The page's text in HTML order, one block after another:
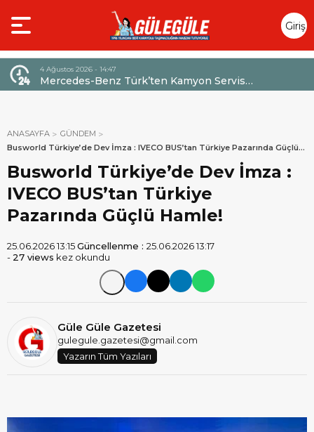
Giriş
Yap
4 Ağustos 2026 - 14:47
Mercedes-Benz Türk’ten Kamyon Servis
Sözleşmelerinde 36 Aya Varan Taksit İmkânı
ANASAYFA
GÜNDEM
Busworld Türkiye’de Dev İmza : IVECO BUS’tan Türkiye Pazarında Güçlü
Busworld Türkiye’de Dev İmza :
IVECO BUS’tan Türkiye
Pazarında Güçlü Hamle!
25.06.2026 13:15Güncellenme : 25.06.2026 13:17
- 27 views kez okundu
Güle Güle Gazetesi
gulegule.gazetesi@gmail.com
Yazarın Tüm Yazıları